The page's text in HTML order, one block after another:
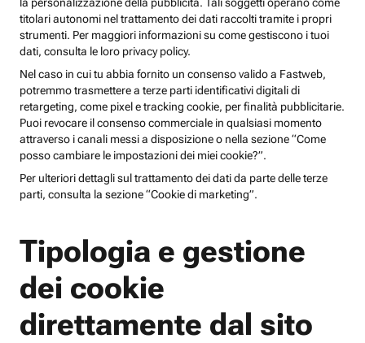
titolari autonomi nel trattamento dei dati raccolti tramite i propri
strumenti. Per maggiori informazioni su come gestiscono i tuoi
dati, consulta le loro privacy policy.
Nel caso in cui tu abbia fornito un consenso valido a Fastweb,
potremmo trasmettere a terze parti identificativi digitali di
retargeting, come pixel e tracking cookie, per finalità pubblicitarie.
Puoi revocare il consenso commerciale in qualsiasi momento
attraverso i canali messi a disposizione o nella sezione “Come
posso cambiare le impostazioni dei miei cookie?”.
Per ulteriori dettagli sul trattamento dei dati da parte delle terze
parti, consulta la sezione “Cookie di marketing”.
Tipologia e gestione
dei cookie
direttamente dal sito